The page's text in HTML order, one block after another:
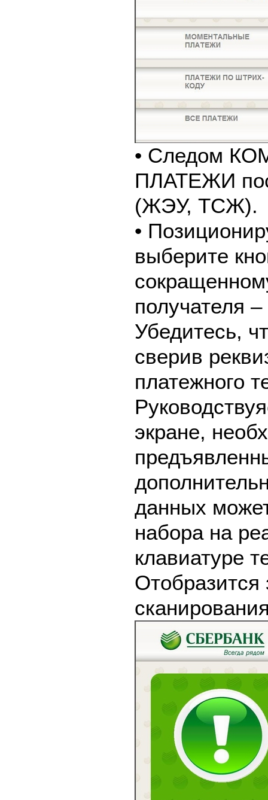
• Следом
ПЛАТЕЖИ
(ЖЭУ, ТСЖ).
•
выберите
Убедитесь,
сверив
платежного
экране,
данных
набора на
клавиатуре
Отобразится